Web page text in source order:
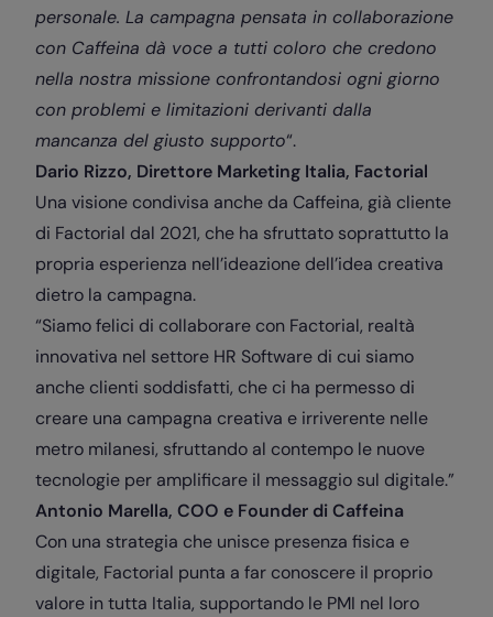
personale. La campagna pensata in collaborazione
con Caffeina dà voce a tutti coloro che credono
nella nostra missione confrontandosi ogni giorno
con problemi e limitazioni derivanti dalla
mancanza del giusto supporto“.
Dario Rizzo, Direttore Marketing Italia, Factorial
Una visione condivisa anche da Caffeina, già cliente
di Factorial dal 2021, che ha sfruttato soprattutto la
propria esperienza nell’ideazione dell’idea creativa
dietro la campagna.
“Siamo felici di collaborare con Factorial, realtà
innovativa nel settore HR Software di cui siamo
anche clienti soddisfatti, che ci ha permesso di
creare una campagna creativa e irriverente nelle
metro milanesi, sfruttando al contempo le nuove
tecnologie per amplificare il messaggio sul digitale.”
Antonio Marella, COO e Founder di Caffeina
Con una strategia che unisce presenza fisica e
digitale, Factorial punta a far conoscere il proprio
valore in tutta Italia, supportando le PMI nel loro